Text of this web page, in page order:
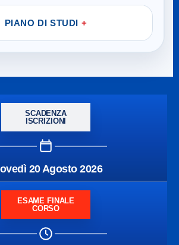
PIANO DI STUDI
SCADENZA
ISCRIZIONI
20 Agosto 2026
ESAME FINALE
CORSO